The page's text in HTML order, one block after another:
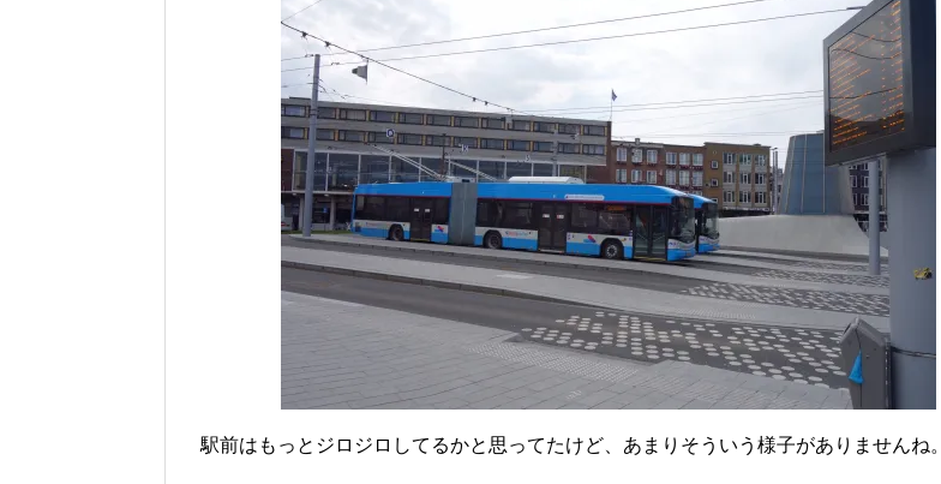
駅前はもっとジロジロしてるかと思ってたけど、あまりそういう様子がありませんね。